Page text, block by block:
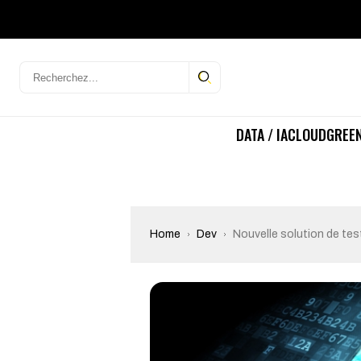
DATA / IACLOUD
Home Dev Nouvelle solution de